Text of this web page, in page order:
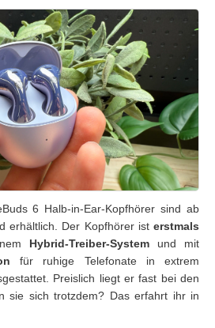
6 Halb-in-Ear-Kopfhörer sind ab
erhältlich. Der Kopfhörer ist erstmals
Hybrid-Treiber-System und mit
für ruhige Telefonate in extrem
Preislich liegt er fast bei den
sie sich trotzdem? Das erfahrt ihr in